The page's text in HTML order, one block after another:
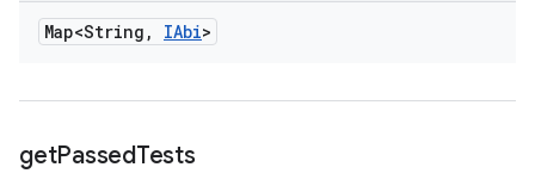
Map<String , IAbi>
getPassedTests